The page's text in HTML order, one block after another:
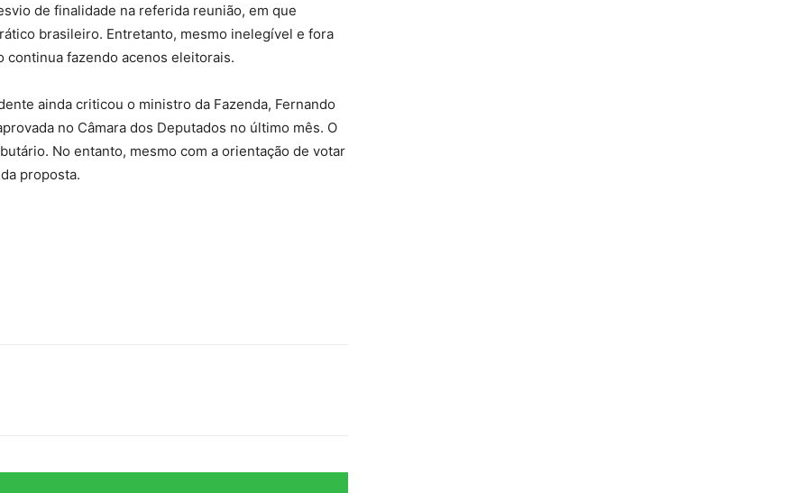
de finalidade na referida reunião, em que
brasileiro. Entretanto, mesmo inelegível e fora
continua fazendo acenos eleitorais.
ainda criticou o ministro da Fazenda, Fernando
no Câmara dos Deputados no último mês. O
No entanto, mesmo com a orientação de votar
proposta.